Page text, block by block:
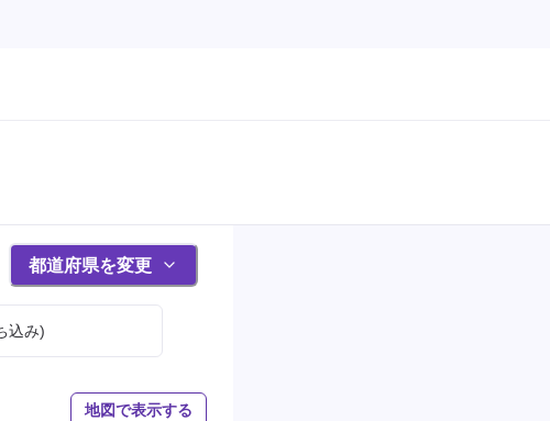
都道府県を変更
込み)
地図で表示する